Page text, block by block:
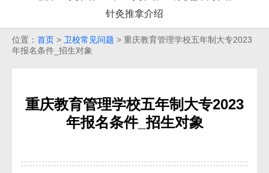
针灸推拿介绍
位置： 首页 > 卫校常见问题 > 重庆教育管理学校五年制大专2023
年报名条件_招生对象
重庆教育管理学校五年制大专2023
年报名条件_招生对象